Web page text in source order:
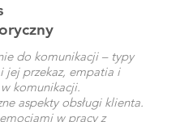
do komunikacji – typy
jej przekaz, empatia i
komunikacji.
aspekty obsługi klienta.
w pracy z